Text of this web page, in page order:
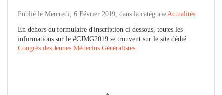
Publié le Mercredi, 6 Février 2019, dans la catégorie Actualités
En dehors du formulaire d'inscription ci dessous, toutes les
informations sur le #CJMG2019 se trouvent sur le site dédié :
Congrès des Jeunes Médecins Généralistes